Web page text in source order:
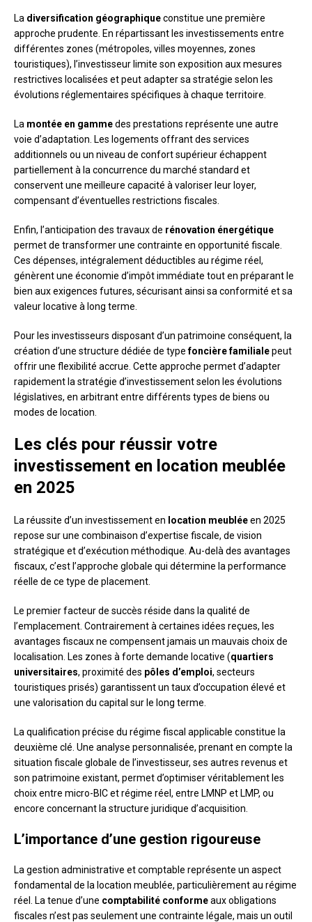
La diversification géographiqueconstitue une première
approche prudente. En répartissant les investissements entre
différentes zones (métropoles, villes moyennes, zones
touristiques), l’investisseur limite son exposition aux mesures
restrictives localisées et peut adapter sa stratégie selon les
évolutions réglementaires spécifiques à chaque territoire.
La montée en gammedes prestations représente une autre
voie d’adaptation. Les logements offrant des services
additionnels ou un niveau de confort supérieur échappent
partiellement à la concurrence du marché standard et
conservent une meilleure capacité à valoriser leur loyer,
compensant d’éventuelles restrictions fiscales.
Enfin, l’anticipation des travaux de rénovation énergétique
permet de transformer une contrainte en opportunité fiscale.
Ces dépenses, intégralement déductibles au régime réel,
génèrent une économie d’impôt immédiate tout en préparant le
bien aux exigences futures, sécurisant ainsi sa conformité et sa
valeur locative à long terme.
Pour les investisseurs disposant d’un patrimoine conséquent, la
création d’une structure dédiée de typefoncière familialepeut
offrir une flexibilité accrue. Cette approche permet d’adapter
rapidement la stratégie d’investissement selon les évolutions
législatives, en arbitrant entre différents types de biens ou
modes de location.
Les clés pour réussir votre
investissement en location meublée
en 2025
La réussite d’un investissement en location meubléeen 2025
repose sur une combinaison d’expertise fiscale, de vision
stratégique et d’exécution méthodique. Au-delà des avantages
fiscaux, c’est l’approche globale qui détermine la performance
réelle de ce type de placement.
Le premier facteur de succès réside dans la qualité de
l’emplacement. Contrairement à certaines idées reçues, les
avantages fiscaux ne compensent jamais un mauvais choix de
localisation. Les zones à forte demande locative (quartiers
universitaires, proximité des pôles d’emploi, secteurs
touristiques prisés) garantissent un taux d’occupation élevé et
une valorisation du capital sur le long terme.
La qualification précise du régime fiscal applicable constitue la
deuxième clé. Une analyse personnalisée, prenant en compte la
situation fiscale globale de l’investisseur, ses autres revenus et
son patrimoine existant, permet d’optimiser véritablement les
choix entre micro-BIC et régime réel, entre LMNP et LMP, ou
encore concernant la structure juridique d’acquisition.
L’importance d’une gestion rigoureuse
La gestion administrative et comptable représente un aspect
fondamental de la location meublée, particulièrement au régime
réel. La tenue d’une comptabilité conformeaux obligations
fiscales n’est pas seulement une contrainte légale, mais un outil